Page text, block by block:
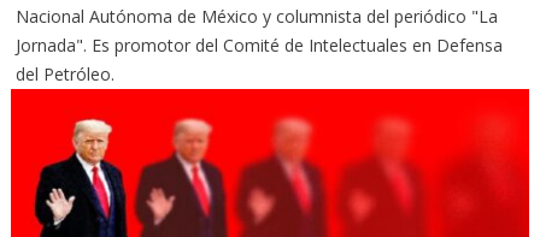
Nacional Autónoma de México y columnista del periódico "La
Jornada". Es promotor del Comité de Intelectuales en Defensa
del Petróleo.